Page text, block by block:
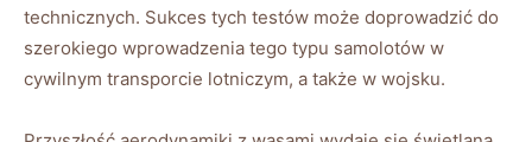
technicznych. Sukces tych testów może doprowadzić do
szerokiego wprowadzenia tego typu samolotów w
cywilnym transporcie lotniczym, a także w wojsku.